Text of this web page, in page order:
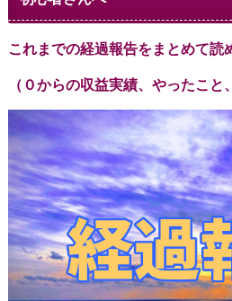
これまでの経過報告をまとめて読
（０からの収益実績、やったこと